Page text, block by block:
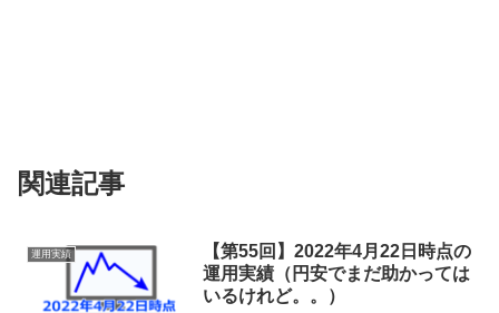
関連記事
運用実績
【第55回】2022年4月22日時点の
運用実績（円安でまだ助かっては
いるけれど。。）